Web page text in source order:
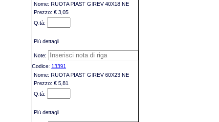
RUOTA PIAST GIREV 40X18 NE
€ 3,05
Più dettagli
13391
RUOTA PIAST GIREV 60X23 NE
€ 5,81
Più dettagli